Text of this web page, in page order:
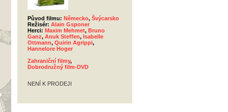
Původ filmu: Německo, Švýcarsko
Režisér: Alain Gsponer
Herci: Maxim Mehmet, Bruno
Ganz, Anuk Steffen, Isabelle
Ottmann, Quirin Agrippi,
Hannelore Hoger
Zahraniční filmy,
Dobrodružný film-DVD
NENÍ K PRODEJI